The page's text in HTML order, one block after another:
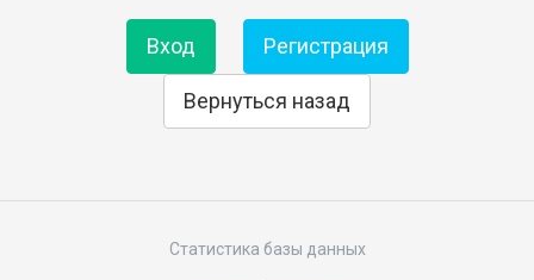
Вход Регистрация
Вернуться назад
Статистика базы данных